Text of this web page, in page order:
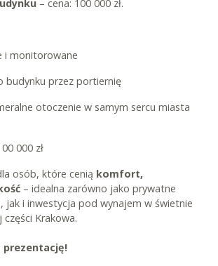
– cena: 100 000 zł.
i monitorowane
budynku przez portiernię
otoczenie w samym sercu miasta
000 zł
osób, które cenią komfort,
– idealna zarówno jako prywatne
jak i inwestycja pod wynajem w świetnie
Krakowa.
prezentację!